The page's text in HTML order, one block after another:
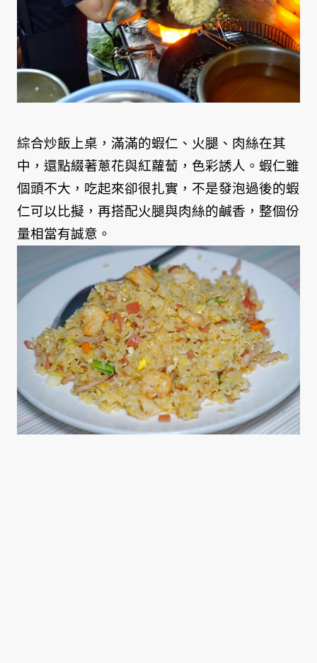
綜合炒飯上桌，滿滿的蝦仁、火腿、肉絲在其
中，還點綴著蔥花與紅蘿蔔，色彩誘人。蝦仁雖
個頭不大，吃起來卻很扎實，不是發泡過後的蝦
仁可以比擬，再搭配火腿與肉絲的鹹香，整個份
量相當有誠意。